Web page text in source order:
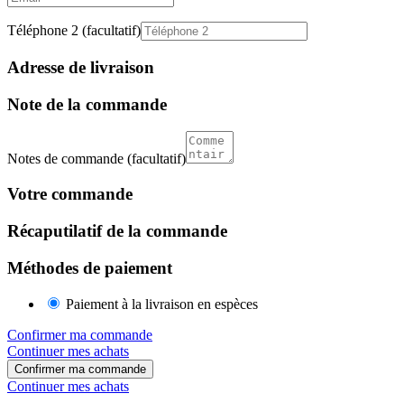
Téléphone 2 (facultatif)
Adresse de livraison
Note de la commande
Notes de commande (facultatif)
Votre commande
Récaputilatif de la commande
Méthodes de paiement
Paiement à la livraison en espèces
Confirmer ma commande
Continuer mes achats
Confirmer ma commande
Continuer mes achats